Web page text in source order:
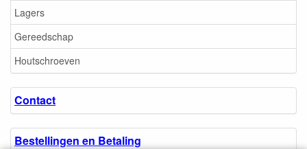
Lagers
Gereedschap
Houtschroeven
Contact
Bestellingen en Betaling